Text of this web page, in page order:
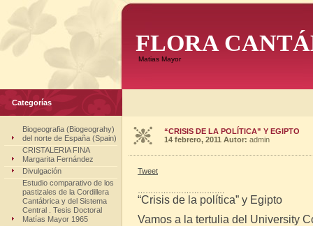
FLORA
Matias Mayor
Categorías
Biogeografia (Biogeograhy)
del norte de España (Spain)
CRISTALERIA FINA
Margarita Fernández
Divulgación
Estudio comparativo de los
pastizales de la Cordillera
Cantábrica y del Sistema
Central . Tesis Doctoral
Matías Mayor 1965
“CRISIS DE LA POLÍTICA” Y EGIPTO
14 febrero, 2011 Autor: admin
Tweet
“Crisis de la política” y Egipto
Vamos a la tertulia del University